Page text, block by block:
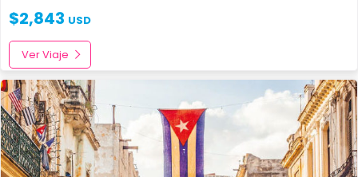
$2,843 USD
Ver Viaje